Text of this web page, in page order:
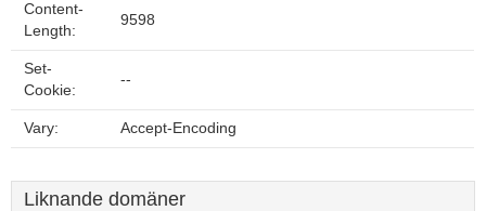
Content-
Length:
9598
Set-
Cookie:
--
Vary: Accept-Encoding
Liknande domäner